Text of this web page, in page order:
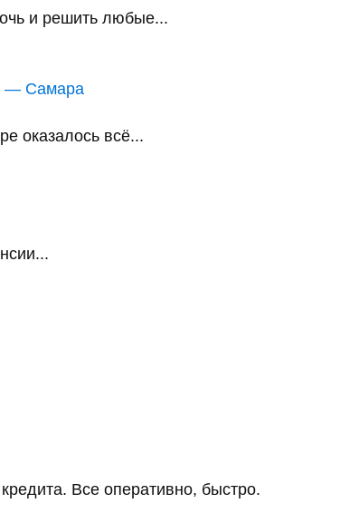
и решить любые...
— Самара
оказалось всё...
Все оперативно, быстро.